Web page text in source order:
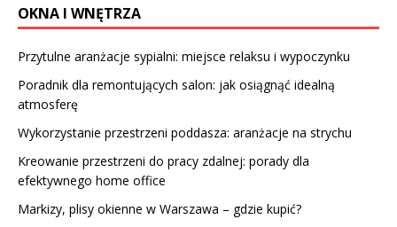
OKNA I WNĘTRZA
Przytulne aranżacje sypialni: miejsce relaksu i wypoczynku
Poradnik dla remontujących salon: jak osiągnąć idealną
atmosferę
Wykorzystanie przestrzeni poddasza: aranżacje na strychu
Kreowanie przestrzeni do pracy zdalnej: porady dla
efektywnego home office
Markizy, plisy okienne w Warszawa – gdzie kupić?